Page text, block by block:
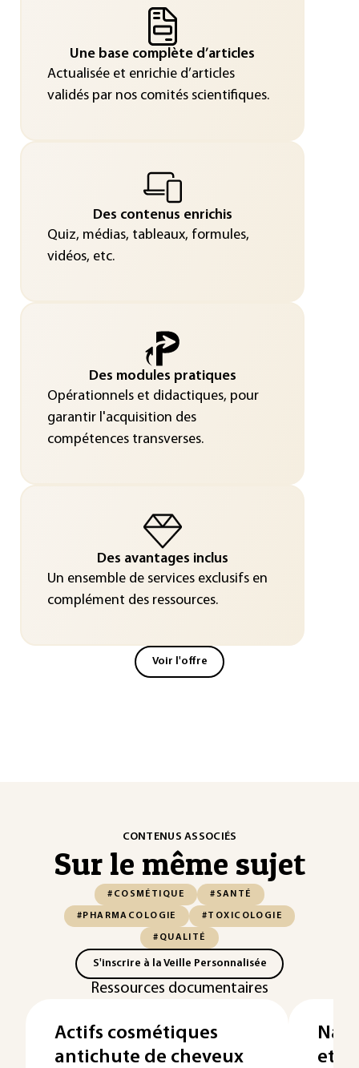
Une base complète d’articles
Actualisée et enrichie d’articles
validés par nos comités scientifiques.
Des contenus enrichis
Quiz, médias, tableaux, formules,
vidéos, etc.
Des modules pratiques
Opérationnels et didactiques, pour
garantir l'acquisition des
compétences transverses.
Des avantages inclus
Un ensemble de services exclusifs en
complément des ressources.
Voir l'offre
CONTENUS ASSOCIÉS
Sur le même sujet
#COSMÉTIQUE #SANTÉ
#PHARMACOLOGIE #TOXICOLOGIE
#QUALITÉ
S'inscrire à la Veille Personnalisée
Ressources documentaires
Actifs cosmétiques
antichute de cheveux
et